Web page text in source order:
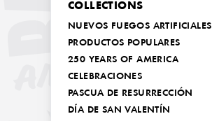
COLLECTIONS
NUEVOS FUEGOS ARTIFICIALES
PRODUCTOS POPULARES
250 YEARS OF AMERICA
CELEBRACIONES
PASCUA DE RESURRECCIÓN
DÍA DE SAN VALENTÍN